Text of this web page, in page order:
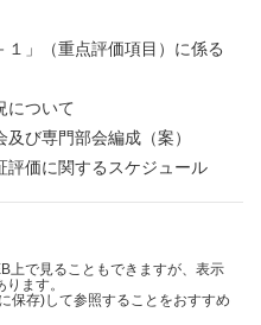
」（重点評価項目）に係る
ついて
専門部会編成（案）
に関するスケジュール
上で見ることもできますが、表示
ます。
保存)して参照することをおすすめ